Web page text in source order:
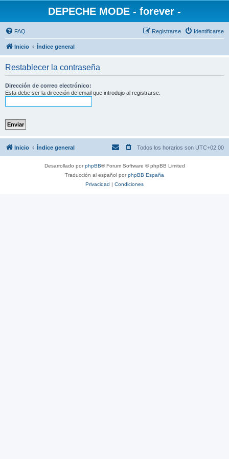
DEPECHE MODE - forever -
FAQ Identificarse
Registrarse
Inicio Índice general
Restablecer la contraseña
Dirección de correo electrónico:
Esta debe ser la dirección de email que introdujo al registrarse.
Inicio Índice general Todos los horarios son UTC+02:00
Desarrollado porphpBB® Forum Software © phpBB Limited
Traducción al español porphpBB España
Privacidad | Condiciones